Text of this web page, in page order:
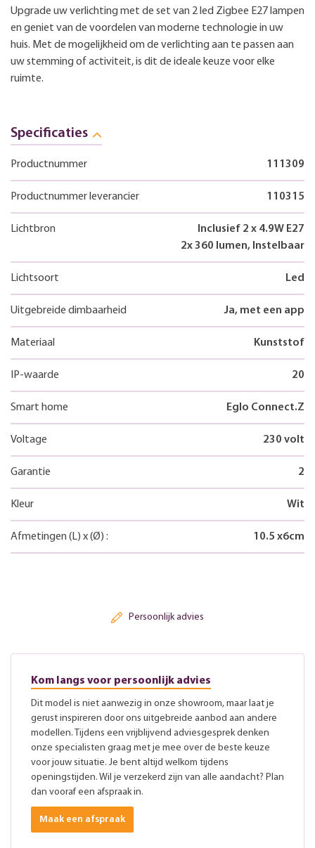
Upgrade uw verlichting met de set van 2 led Zigbee E27 lampen
en geniet van de voordelen van moderne technologie in uw
huis. Met de mogelijkheid om de verlichting aan te passen aan
uw stemming of activiteit, is dit de ideale keuze voor elke
ruimte.
Specificaties
Productnummer 111309
Productnummer leverancier 110315
Lichtbron
Inclusief 2 x 4.9W E27
2x 360 lumen, Instelbaar
Lichtsoort Led
Uitgebreide dimbaarheid Ja, met een app
Materiaal Kunststof
IP-waarde 20
Smart home Eglo Connect.Z
Voltage 230 volt
Garantie 2
Kleur Wit
Afmetingen (L) x(Ø) : 10.5 x6cm
Persoonlijk advies
Kom langs voor persoonlijk advies
Dit model is niet aanwezig in onze showroom, maar laat je
gerust inspireren door ons uitgebreide aanbod aan andere
modellen. Tijdens een vrijblijvend adviesgesprek denken
onze specialisten graag met je mee over de beste keuze
voor jouw situatie. Je bent altijd welkom tijdens
openingstijden. Wil je verzekerd zijn van alle aandacht? Plan
dan vooraf een afspraak in.
Maak een afspraak